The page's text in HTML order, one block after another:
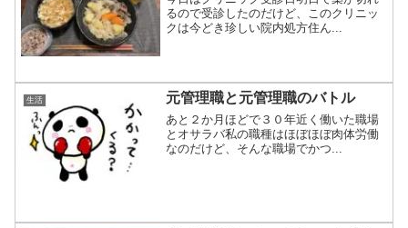
るので受診したのだけど、このクリニッ
クは今どき珍しい院内処方住ん...
生活 元管理職と元管理職のバトル
あと２か月ほどで３０年近く働いた職場
とオサラバ私の職種はほぼほぼ肉体労働
なのだけど、そんな職場でかつ...